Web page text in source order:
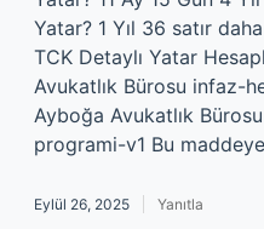
Yatar? 1 Yıl 36 satır
TCK Detaylı Yatar
Avukatlık Bürosu infaz-
Ayboğa Avukatlık
programi-v1 Bu
Eylül 26, 2025 Yanıtla